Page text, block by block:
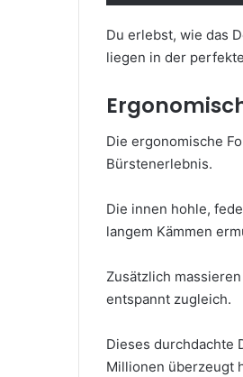
Du erlebst, wie das
liegen in der
Die ergonomische
Bürstenerlebnis.
Die innen hohle,
langem Kämmen
Zusätzlich
entspannt zugleich.
Dieses durchdachte
Millionen überzeugt